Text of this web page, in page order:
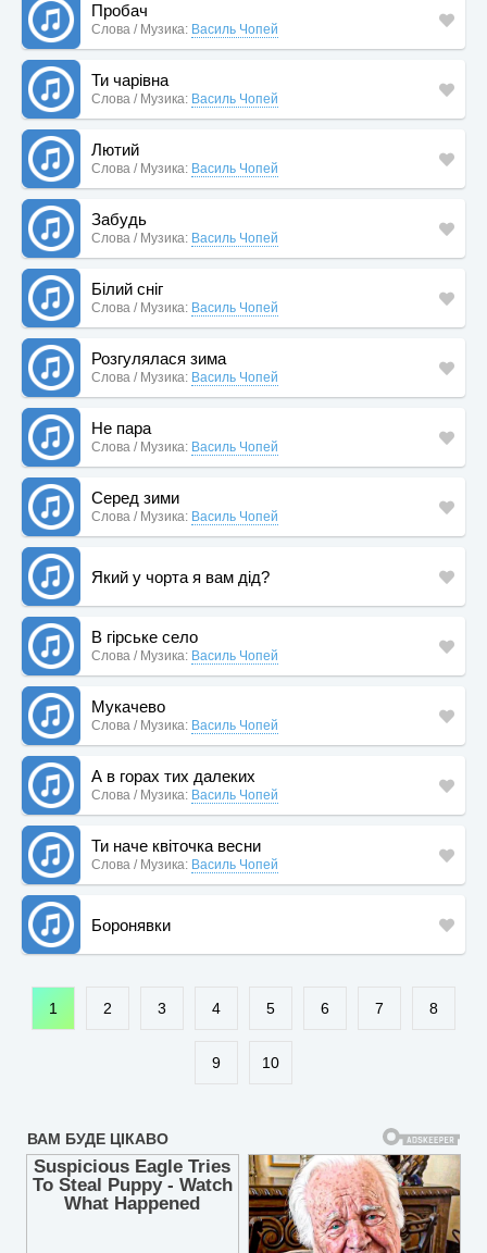
Пробач
Слова / Музика: Василь Чопей
Ти чарівна
Слова / Музика: Василь Чопей
Лютий
Слова / Музика: Василь Чопей
Забудь
Слова / Музика: Василь Чопей
Білий сніг
Слова / Музика: Василь Чопей
Розгулялася зима
Слова / Музика: Василь Чопей
Не пара
Слова / Музика: Василь Чопей
Серед зими
Слова / Музика: Василь Чопей
Який у чорта я вам дід?
В гірське село
Слова / Музика: Василь Чопей
Мукачево
Слова / Музика: Василь Чопей
А в горах тих далеких
Слова / Музика: Василь Чопей
Ти наче квіточка весни
Слова / Музика: Василь Чопей
Боронявки
1 2 3 4 5 6 7 8
9 10